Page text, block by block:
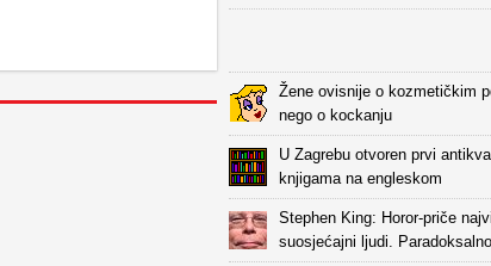
Žene ovisnije o kozmetičkim
nego o kockanju
U Zagrebu otvoren prvi
knjigama na engleskom
Stephen King: Horor-priče
suosjećajni ljudi.